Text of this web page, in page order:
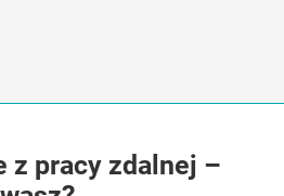
z pracy zdalnej –